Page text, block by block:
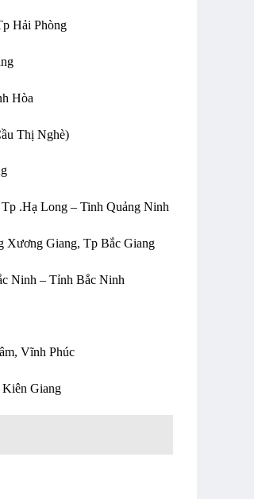
Hải Phòng
Hòa
Thị Nghè)
.Hạ Long – Tinh Quảng Ninh
Xương Giang, Tp Bắc Giang
Ninh – Tỉnh Bắc Ninh
Vĩnh Phúc
Giang